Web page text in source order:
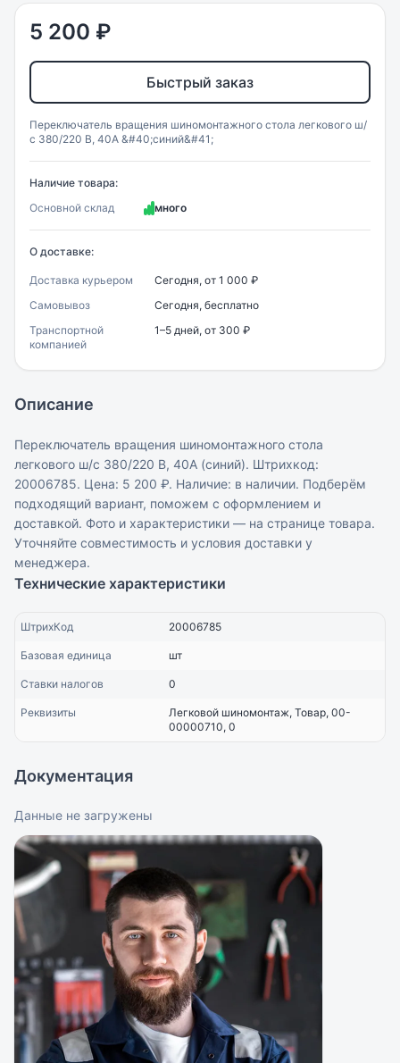
5 200 ₽
Быстрый заказ
Переключатель вращения шиномонтажного стола легкового ш/
с 380/220 В, 40А &#40;синий&#41;
Наличие товара:
Основной склад
много
О доставке:
Доставка курьером
Сегодня, от 1 000 ₽
Самовывоз
Сегодня, бесплатно
Транспортной
компанией
1–5 дней, от 300 ₽
Описание
Переключатель вращения шиномонтажного стола
легкового ш/с 380/220 В, 40А (синий). Штрихкод:
20006785. Цена: 5 200 ₽. Наличие: в наличии. Подберём
подходящий вариант, поможем с оформлением и
доставкой. Фото и характеристики — на странице товара.
Уточняйте совместимость и условия доставки у
менеджера.
Технические характеристики
ШтрихКод 20006785
Базовая единица шт
Ставки налогов 0
Реквизиты
Легковой шиномонтаж, Товар, 00-
00000710, 0
Документация
Данные не загружены